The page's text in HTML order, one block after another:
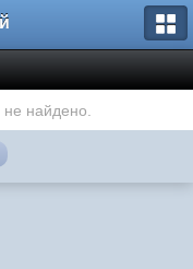
найдено.